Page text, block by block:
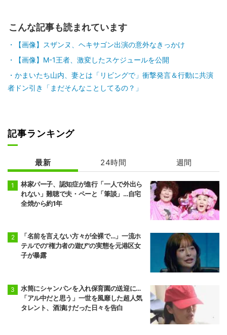
こんな記事も読まれています
【画像】スザンヌ、ヘキサゴン出演の意外なきっかけ
【画像】M-1王者、激変したスケジュールを公開
かまいたち山内、妻とは「リビングで」衝撃発言＆行動に共演
者ドン引き「まだそんなことしてるの？」
記事ランキング
最新 24時間 週間
林家パー子、認知症が進行「一人で外出ら
れない」難聴で夫・ペーと「筆談」…自宅
全焼から約1年
「名前を言えない方々が全裸で…」一流ホ
テルでの"権力者の遊び"の実態を元港区女
子が暴露
水筒にシャンパンを入れ保育園の送迎に…
「アル中だと思う」一世を風靡した超人気
タレント、酒漬けだった日々を告白